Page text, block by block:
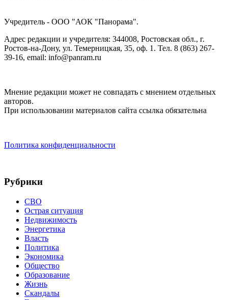
Учредитель - ООО "АОК "Панорама".
Адрес редакции и учредителя: 344008, Ростовская обл., г.
Ростов-на-Дону, ул. Темерницкая, 35, оф. 1. Тел. 8 (863) 267-
39-16, email: info@panram.ru
Мнение редакции может не совпадать с мнением отдельных
авторов.
При использовании материалов сайта ссылка обязательна
Политика конфиденциальности
Рубрики
СВО
Острая ситуация
Недвижимость
Энергетика
Власть
Политика
Экономика
Общество
Образование
Жизнь
Скандалы